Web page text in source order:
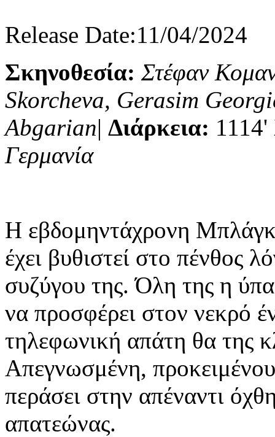
Release Date:11/04/2024
Σκηνοθεσία: Στέφαν
Skorcheva, Gerasim
Abgarian| Διάρκεια: 1114'
Γερμανία
Η εβδομηντάχρονη
έχει βυθιστεί στο πένθος
συζύγου της. Όλη της η
να προσφέρει στον νεκρό
τηλεφωνική απάτη θα της
Απεγνωσμένη,
περάσει στην απέναντι
απατεώνας.